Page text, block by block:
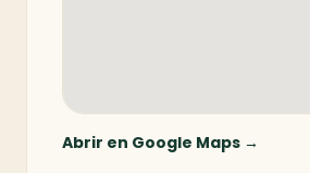
Abrir en Google Maps →